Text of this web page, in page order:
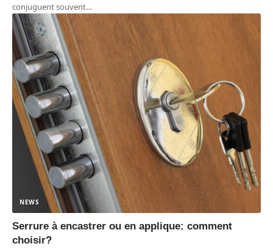
conjuguent souvent…
NEWS
Serrure à encastrer ou en applique: comment
choisir?